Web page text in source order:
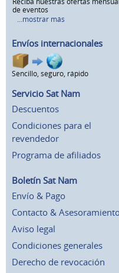
de eventos
...mostrar más
Envíos internacionales
Sencillo, seguro, rápido
Servicio Sat Nam
Descuentos
Condiciones para el
revendedor
Programa de afiliados
Boletín Sat Nam
Envío & Pago
Contacto &
Aviso legal
Condiciones generales
Derecho de revocación